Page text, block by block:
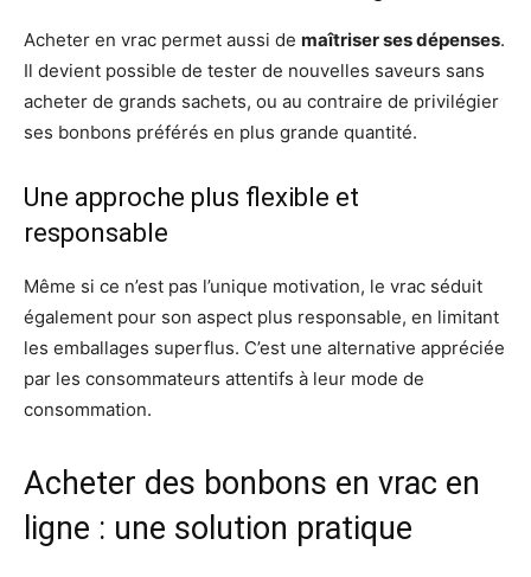
Acheter en vrac permet aussi de maîtriser ses dépenses.
Il devient possible de tester de nouvelles saveurs sans
acheter de grands sachets, ou au contraire de privilégier
ses bonbons préférés en plus grande quantité.
Une approche plus flexible et
responsable
Même si ce n’est pas l’unique motivation, le vrac séduit
également pour son aspect plus responsable, en limitant
les emballages superflus. C’est une alternative appréciée
par les consommateurs attentifs à leur mode de
consommation.
Acheter des bonbons en vrac en
ligne : une solution pratique